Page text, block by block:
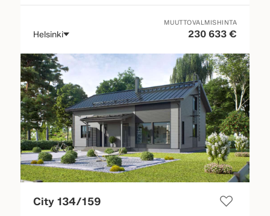
Helsinki
MUUTTOVALMISHINTA
230 633 €
City 134/159